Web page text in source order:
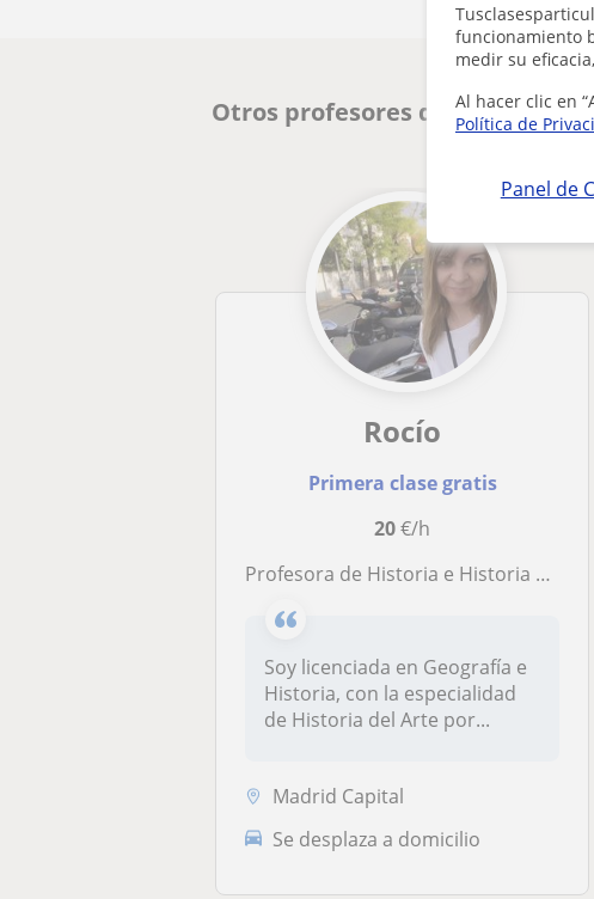
funcionamiento
medir su
Al hacer clic en
Política de
Panel de
Otros profesores de Historia
Rocío
Primera clase gratis
20€/h
Profesora de Historia e Historia del Arte
Soy licenciada en Geografía e
Historia, con la especialidad
de Historia del Arte por...
Madrid Capital
Se desplaza a domicilio